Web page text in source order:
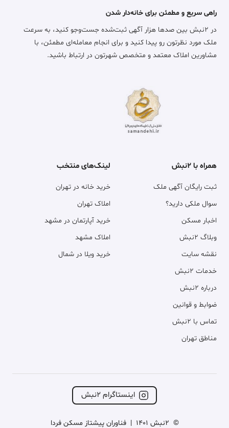
راهی سریع و مطمئن برای خانه‌دار شدن
در ۲نبش بین صدها هزار آگهی ثبت‌شده جست‌وجو کنید، به سرعت
ملک مورد نظرتون رو پیدا کنید و برای انجام معامله‌ای مطمئن، با
مشاورین املاک معتمد و متخصص شهرتون در ارتباط باشید.
همراه با ۲نبش
ثبت رایگان آگهی ملک
سوال ملکی دارید؟
اخبار مسکن
وبلاگ ۲نبش
نقشه سایت
خدمات ۲نبش
درباره ۲نبش
ضوابط و قوانین
تماس با ۲نبش
مناطق تهران
لینک‌های منتخب
خرید خانه در تهران
املاک تهران
خرید آپارتمان در مشهد
املاک مشهد
خرید ویلا در شمال
اینستاگرام ۲نبش
© 2نبش 1401 | فناوران پیشتاز مسکن فردا